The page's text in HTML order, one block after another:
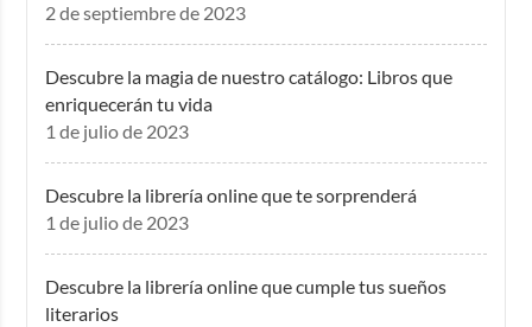
2 de septiembre de 2023
Descubre la magia de nuestro catálogo: Libros que
enriquecerán tu vida
1 de julio de 2023
Descubre la librería online que te sorprenderá
1 de julio de 2023
Descubre la librería online que cumple tus sueños
literarios